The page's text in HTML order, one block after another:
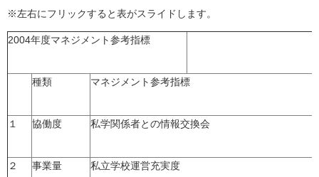
※左右にフリックすると表がスライドします。
2004年度マネジメント参考指標
種類 マネジメント参考指標
１ 協働度 私学関係者との情報交換会
２ 事業量 私立学校運営充実度